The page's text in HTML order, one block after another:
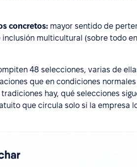
concretos: mayor sentido de
multicultural (sobre todo en
48 selecciones, varias de
que en condiciones normales
hay, qué selecciones
que circula solo si la empresa